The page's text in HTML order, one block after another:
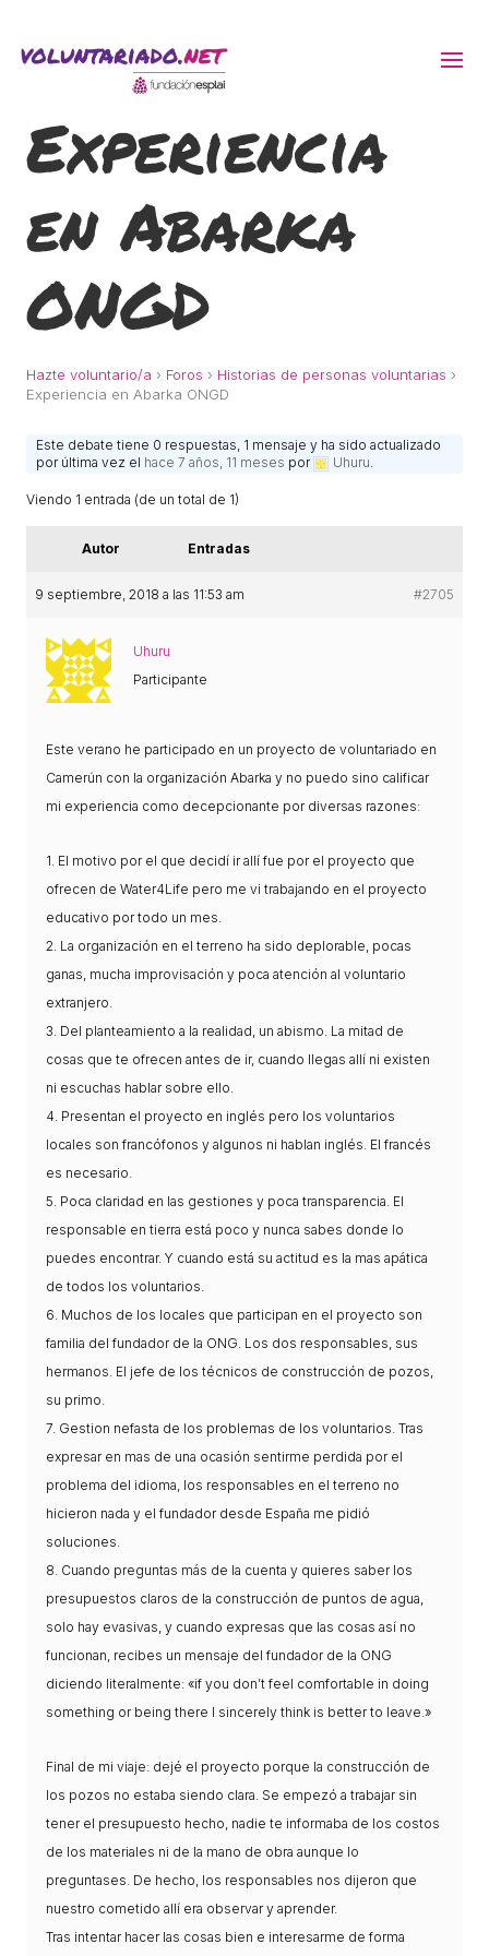
Experiencia
en Abarka
ONGD
Hazte voluntario/a › Foros › Historias de personas voluntarias ›
Experiencia en Abarka ONGD
Este debate tiene 0 respuestas, 1 mensaje y ha sido actualizado
por última vez el hace 7 años, 11 meses por Uhuru.
Viendo 1 entrada (de un total de 1)
Autor Entradas
9 septiembre, 2018 a las 11:53 am #2705
Uhuru
Participante
Este verano he participado en un proyecto de voluntariado en
Camerún con la organización Abarka y no puedo sino calificar
mi experiencia como decepcionante por diversas razones:
1. El motivo por el que decidí ir allí fue por el proyecto que
ofrecen de Water4Life pero me vi trabajando en el proyecto
educativo por todo un mes.
2. La organización en el terreno ha sido deplorable, pocas
ganas, mucha improvisación y poca atención al voluntario
extranjero.
3. Del planteamiento a la realidad, un abismo. La mitad de
cosas que te ofrecen antes de ir, cuando llegas allí ni existen
ni escuchas hablar sobre ello.
4. Presentan el proyecto en inglés pero los voluntarios
locales son francófonos y algunos ni hablan inglés. El francés
es necesario.
5. Poca claridad en las gestiones y poca transparencia. El
responsable en tierra está poco y nunca sabes donde lo
puedes encontrar. Y cuando está su actitud es la mas apática
de todos los voluntarios.
6. Muchos de los locales que participan en el proyecto son
familia del fundador de la ONG. Los dos responsables, sus
hermanos. El jefe de los técnicos de construcción de pozos,
su primo.
7. Gestion nefasta de los problemas de los voluntarios. Tras
expresar en mas de una ocasión sentirme perdida por el
problema del idioma, los responsables en el terreno no
hicieron nada y el fundador desde España me pidió
soluciones.
8. Cuando preguntas más de la cuenta y quieres saber los
presupuestos claros de la construcción de puntos de agua,
solo hay evasivas, y cuando expresas que las cosas así no
funcionan, recibes un mensaje del fundador de la ONG
diciendo literalmente: «if you don’t feel comfortable in doing
something or being there I sincerely think is better to leave.»
Final de mi viaje: dejé el proyecto porque la construcción de
los pozos no estaba siendo clara. Se empezó a trabajar sin
tener el presupuesto hecho, nadie te informaba de los costos
de los materiales ni de la mano de obra aunque lo
preguntases. De hecho, los responsables nos dijeron que
nuestro cometido allí era observar y aprender.
Tras intentar hacer las cosas bien e interesarme de forma
MÓN ESCOLAR
ALBERG CENTRE ESPLAI
CASES DE COLÒNIES
ACCIÓ SOCIAL I JOVES
ESPLAIS
SUPORT TERCER SECTOR
CONEIX FUNDESPLAI
La Fundació
L'equip
Missió i valors
Els comptes clars
Memòria d'activitats
Proposta educativa
ACTUALITAT
Notícies
Butlletins
Diari de la Fundació
Fundesplai als mitjans
Xarxes socials
COL·LABORA
Fes voluntariat
Treballa amb nosaltres